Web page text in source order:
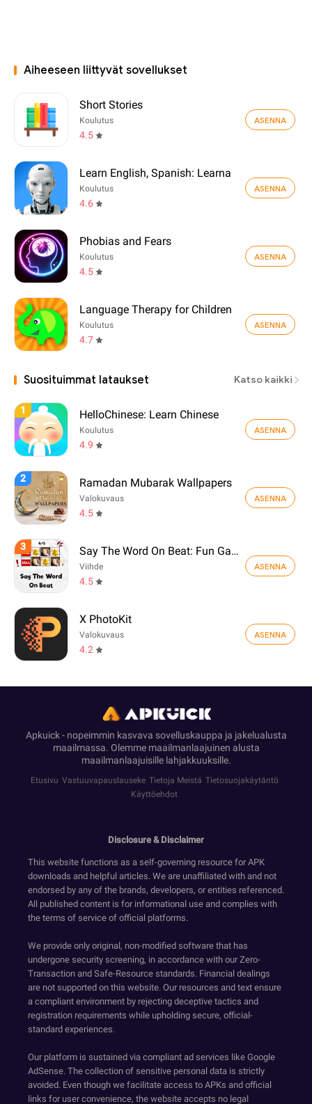
Aiheeseen liittyvät sovellukset
Short Stories
Koulutus
4.5
ASENNA
Learn English, Spanish: Learna
Koulutus
4.6
ASENNA
Phobias and Fears
Koulutus
4.5
ASENNA
Language Therapy for Children
Koulutus
4.7
ASENNA
Suosituimmat lataukset Katso kaikki
1 HelloChinese: Learn Chinese
Koulutus
4.9
ASENNA
2 Ramadan Mubarak Wallpapers
Valokuvaus
4.5
ASENNA
3 Say The Word On Beat: Fun Game
Viihde
4.5
ASENNA
X PhotoKit
Valokuvaus
4.2
ASENNA
Apkuick - nopeimmin kasvava sovelluskauppa ja jakelualusta
maailmassa. Olemme maailmanlaajuinen alusta
maailmanlaajuisille lahjakkuuksille.
Etusivu Vastuuvapauslauseke Tietoja Meistä Tietosuojakäytäntö
Käyttöehdot
Disclosure & Disclaimer
This website functions as a self-governing resource for APK
downloads and helpful articles. We are unaffiliated with and not
endorsed by any of the brands, developers, or entities referenced.
All published content is for informational use and complies with
the terms of service of official platforms.
We provide only original, non-modified software that has
undergone security screening, in accordance with our Zero-
Transaction and Safe-Resource standards. Financial dealings
are not supported on this website. Our resources and text ensure
a compliant environment by rejecting deceptive tactics and
registration requirements while upholding secure, official-
standard experiences.
Our platform is sustained via compliant ad services like Google
AdSense. The collection of sensitive personal data is strictly
avoided. Even though we facilitate access to APKs and official
links for user convenience, the website accepts no legal